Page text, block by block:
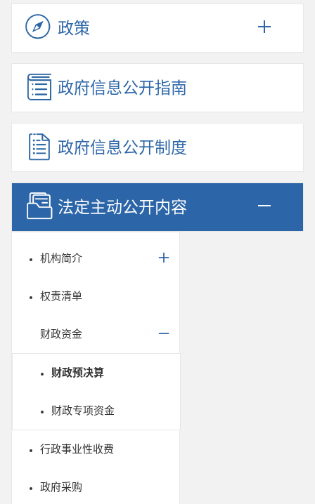
政策
政府信息公开指南
政府信息公开制度
法定主动公开内容
机构简介
权责清单
财政资金
财政预决算
财政专项资金
行政事业性收费
政府采购